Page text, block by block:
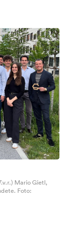
Mario Gietl,
Foto: